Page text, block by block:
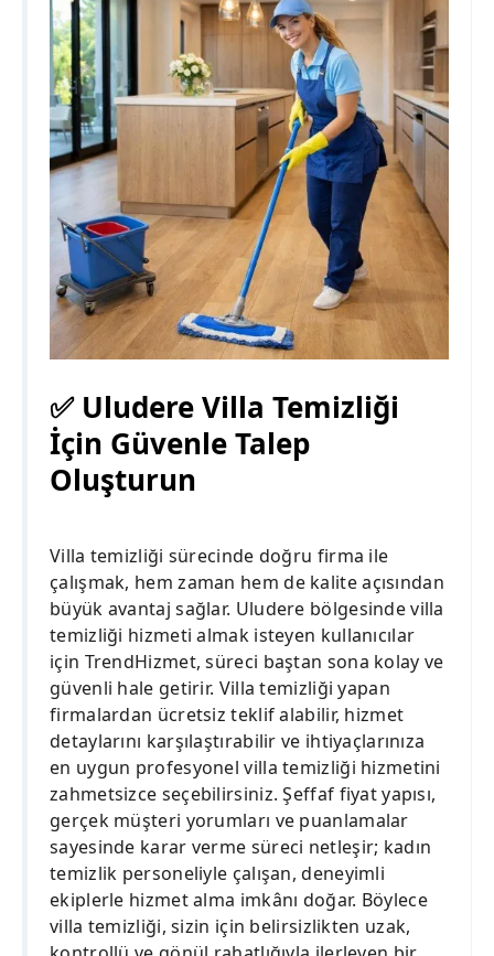
✅ Uludere Villa Temizliği
İçin Güvenle Talep
Oluşturun
Villa temizliği sürecinde doğru firma ile
çalışmak, hem zaman hem de kalite açısından
büyük avantaj sağlar. Uludere bölgesinde villa
temizliği hizmeti almak isteyen kullanıcılar
için TrendHizmet, süreci baştan sona kolay ve
güvenli hale getirir. Villa temizliği yapan
firmalardan ücretsiz teklif alabilir, hizmet
detaylarını karşılaştırabilir ve ihtiyaçlarınıza
en uygun profesyonel villa temizliği hizmetini
zahmetsizce seçebilirsiniz. Şeffaf fiyat yapısı,
gerçek müşteri yorumları ve puanlamalar
sayesinde karar verme süreci netleşir; kadın
temizlik personeliyle çalışan, deneyimli
ekiplerle hizmet alma imkânı doğar. Böylece
villa temizliği, sizin için belirsizlikten uzak,